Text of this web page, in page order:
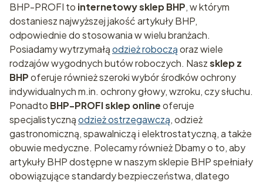
BHP-PROFI to internetowy sklep BHP, w którym
dostaniesz najwyższej jakość artykuły BHP,
odpowiednie do stosowania w wielu branżach.
Posiadamy wytrzymałąodzież robocząoraz wiele
rodzajów wygodnych butów roboczych. Naszsklep z
BHPoferuje również szeroki wybór środków ochrony
indywidualnych m.in. ochrony głowy, wzroku, czy słuchu.
Ponadto BHP-PROFI sklep onlineoferuje
specjalistycznąodzież ostrzegawczą, odzież
gastronomiczną, spawalniczą i elektrostatyczną, a także
obuwie medyczne. Polecamy również Dbamy o to, aby
artykuły BHP dostępne w naszym sklepie BHP spełniały
obowiązujące standardy bezpieczeństwa, dlatego